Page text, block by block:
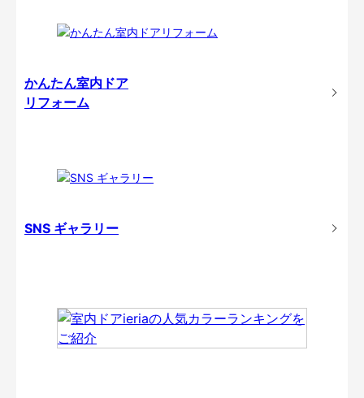
かんたん室内ドア
リフォーム
SNS ギャラリー